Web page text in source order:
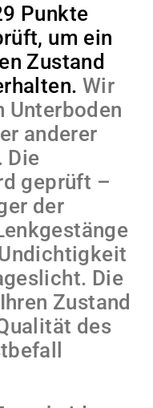
Punkte
um ein
Zustand
Wir
Unterboden
anderer
Die
geprüft –
der
Die
Zustand
des